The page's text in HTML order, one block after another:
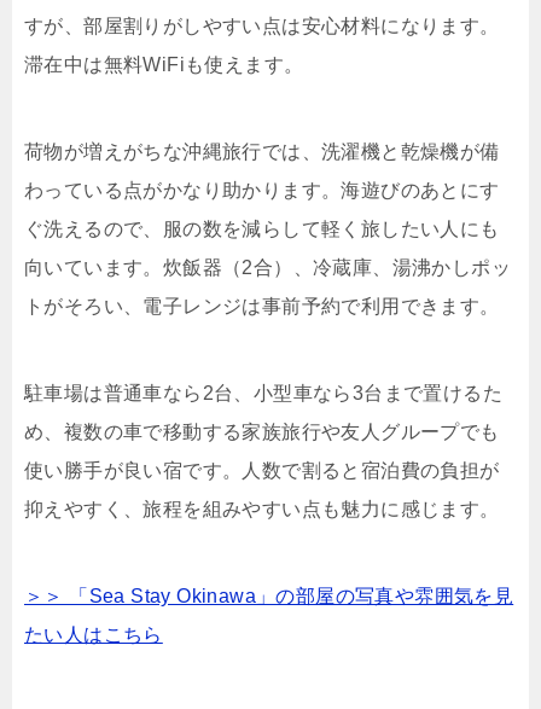
すが、部屋割りがしやすい点は安心材料になります。
滞在中は無料WiFiも使えます。
荷物が増えがちな沖縄旅行では、洗濯機と乾燥機が備
わっている点がかなり助かります。海遊びのあとにす
ぐ洗えるので、服の数を減らして軽く旅したい人にも
向いています。炊飯器（2合）、冷蔵庫、湯沸かしポッ
トがそろい、電子レンジは事前予約で利用できます。
駐車場は普通車なら2台、小型車なら3台まで置けるた
め、複数の車で移動する家族旅行や友人グループでも
使い勝手が良い宿です。人数で割ると宿泊費の負担が
抑えやすく、旅程を組みやすい点も魅力に感じます。
＞＞ 「Sea Stay Okinawa」の部屋の写真や雰囲気を見
たい人はこちら